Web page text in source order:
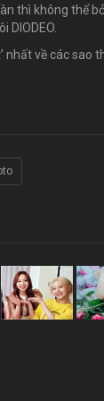
thì không thể
DIODEO.
nhất về các sao